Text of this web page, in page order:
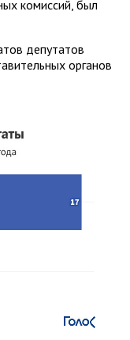
комиссий, был
депутатов
органов